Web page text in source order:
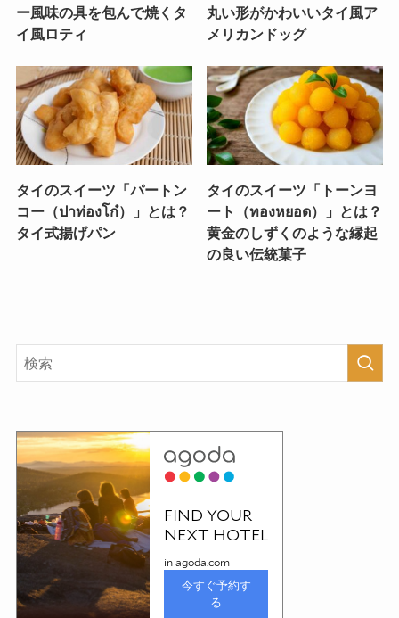
ー風味の具を包んで焼くタ
イ風ロティ
丸い形がかわいいタイ風ア
メリカンドッグ
タイのスイーツ「パートン
コー（ปาท่องโก๋）」とは？
タイ式揚げパン
タイのスイーツ「トーンヨ
ート（ทองหยอด）」とは？
黄金のしずくのような縁起
の良い伝統菓子